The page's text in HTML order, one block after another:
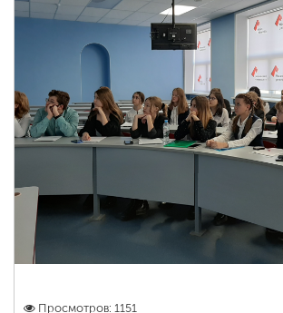
Просмотров: 1151